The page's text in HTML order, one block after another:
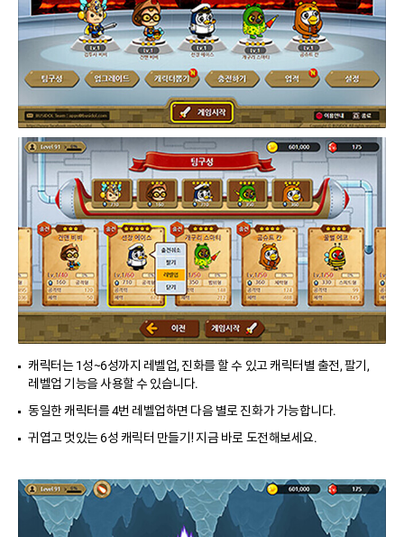
캐릭터는 1성~6성까지 레벨업, 진화를 할 수 있고 캐릭터별 출전, 팔기,
레벨업 기능을 사용할 수 있습니다.
동일한 캐릭터를 4번 레벨업하면 다음 별로 진화가 가능합니다.
귀엽고 멋있는 6성 캐릭터 만들기! 지금 바로 도전해보세요.